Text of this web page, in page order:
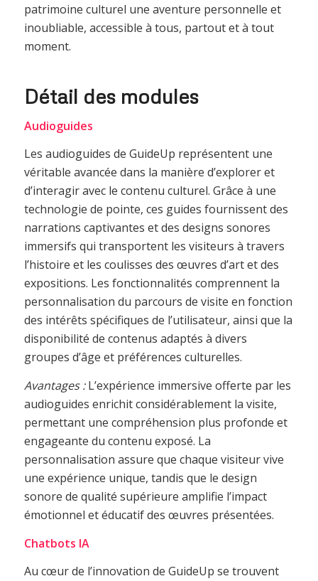
patrimoine culturel une aventure personnelle et
inoubliable, accessible à tous, partout et à tout
moment.
Détail des modules
Audioguides
Les audioguides de GuideUp représentent une
véritable avancée dans la manière d’explorer et
d’interagir avec le contenu culturel. Grâce à une
technologie de pointe, ces guides fournissent des
narrations captivantes et des designs sonores
immersifs qui transportent les visiteurs à travers
l’histoire et les coulisses des œuvres d’art et des
expositions. Les fonctionnalités comprennent la
personnalisation du parcours de visite en fonction
des intérêts spécifiques de l’utilisateur, ainsi que la
disponibilité de contenus adaptés à divers
groupes d’âge et préférences culturelles.
Avantages :L’expérience immersive offerte par les
audioguides enrichit considérablement la visite,
permettant une compréhension plus profonde et
engageante du contenu exposé. La
personnalisation assure que chaque visiteur vive
une expérience unique, tandis que le design
sonore de qualité supérieure amplifie l’impact
émotionnel et éducatif des œuvres présentées.
Chatbots IA
Au cœur de l’innovation de GuideUp se trouvent